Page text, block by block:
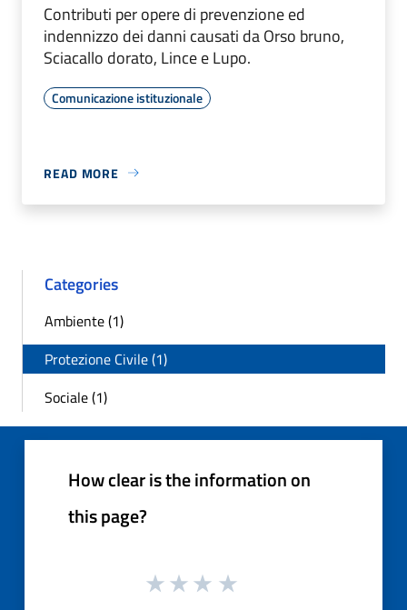
Contributi per opere di prevenzione ed
indennizzo dei danni causati da Orso bruno,
Sciacallo dorato, Lince e Lupo.
Comunicazione istituzionale
READ MORE
Categories
Ambiente (1)
Protezione Civile (1)
Sociale (1)
How clear is the information on
this page?